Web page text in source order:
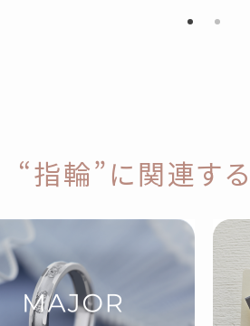
“指輪”に関連す